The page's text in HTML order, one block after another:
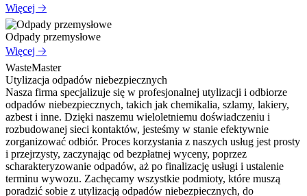
Więcej 🡢
Odpady przemysłowe
Więcej 🡢
WasteMaster
Utylizacja odpadów niebezpiecznych
Nasza firma specjalizuje się w profesjonalnej utylizacji i odbiorze
odpadów niebezpiecznych, takich jak chemikalia, szlamy, lakiery,
azbest i inne. Dzięki naszemu wieloletniemu doświadczeniu i
rozbudowanej sieci kontaktów, jesteśmy w stanie efektywnie
zorganizować odbiór. Proces korzystania z naszych usług jest prosty
i przejrzysty, zaczynając od bezpłatnej wyceny, poprzez
scharakteryzowanie odpadów, aż po finalizację usługi i ustalenie
terminu wywozu. Zachęcamy wszystkie podmioty, które muszą
poradzić sobie z utylizacją odpadów niebezpiecznych, do